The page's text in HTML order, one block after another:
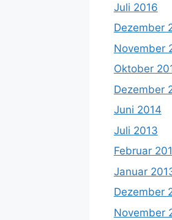
Juli 2016
Dezember
November
Oktober
Dezember
Juni 2014
Juli 2013
Februar
Januar
Dezember
November